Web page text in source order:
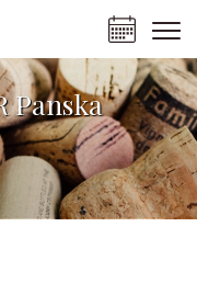
Panska